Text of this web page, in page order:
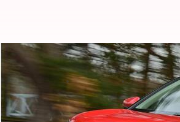
सिट्रॉन C5 एयरक्रॉस
लेखन Nov 08, 2021 07:30 am
क्या है खबर?